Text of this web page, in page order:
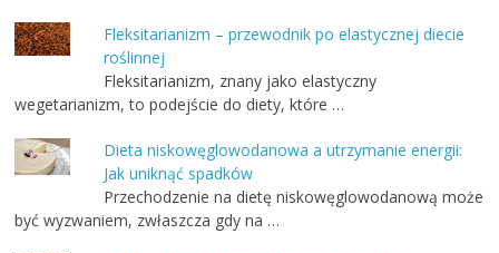
Fleksitarianizm – przewodnik po elastycznej diecie
roślinnej
Fleksitarianizm, znany jako elastyczny
wegetarianizm, to podejście do diety, które …
Dieta niskowęglowodanowa a utrzymanie energii:
Jak uniknąć spadków
Przechodzenie na dietę niskowęglowodanową może
być wyzwaniem, zwłaszcza gdy na …